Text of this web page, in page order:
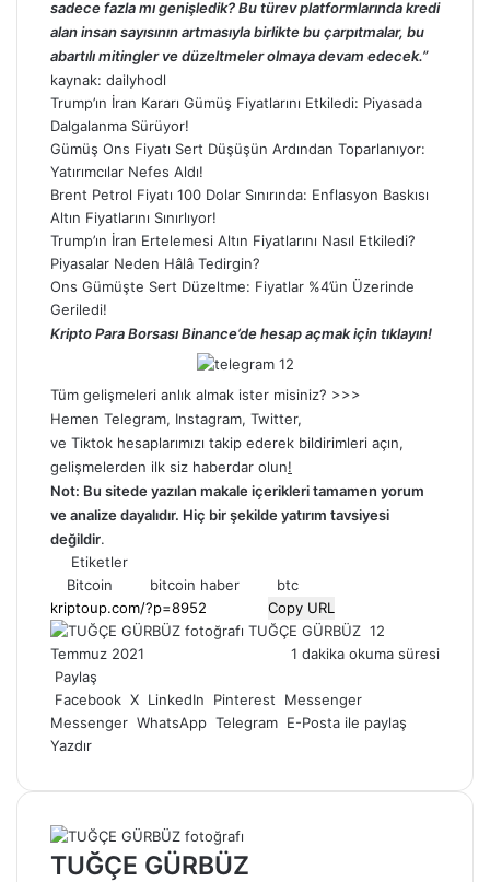
sadece fazla mı genişledik? Bu türev platformlarında kredi
alan insan sayısının artmasıyla birlikte bu çarpıtmalar, bu
abartılı mitingler ve düzeltmeler olmaya devam edecek.”
kaynak: dailyhodl
Trump’ın İran Kararı Gümüş Fiyatlarını Etkiledi: Piyasada
Dalgalanma Sürüyor!
Gümüş Ons Fiyatı Sert Düşüşün Ardından Toparlanıyor:
Yatırımcılar Nefes Aldı!
Brent Petrol Fiyatı 100 Dolar Sınırında: Enflasyon Baskısı
Altın Fiyatlarını Sınırlıyor!
Trump’ın İran Ertelemesi Altın Fiyatlarını Nasıl Etkiledi?
Piyasalar Neden Hâlâ Tedirgin?
Ons Gümüşte Sert Düzeltme: Fiyatlar %4’ün Üzerinde
Geriledi!
Kripto Para Borsası Binance’de hesap açmak için tıklayın!
Tüm gelişmeleri anlık almak ister misiniz? >>>
Hemen Telegram, Instagram, Twitter,
ve Tiktok hesaplarımızı takip ederek bildirimleri açın,
gelişmelerden ilk siz haberdar olun!
Not: Bu sitede yazılan makale içerikleri tamamen yorum
ve analize dayalıdır. Hiç bir şekilde yatırım tavsiyesi
değildir.
Etiketler
Bitcoin
bitcoin haber
btc
Copy URL
TUĞÇE GÜRBÜZ Bir
e-
12
Temmuz 2021
1 dakika okuma süresi
Paylaş
Facebook X LinkedIn Pinterest
Messenger
Messenger WhatsApp Telegram E-Posta ile paylaş
Yazdır
TUĞÇE GÜRBÜZ